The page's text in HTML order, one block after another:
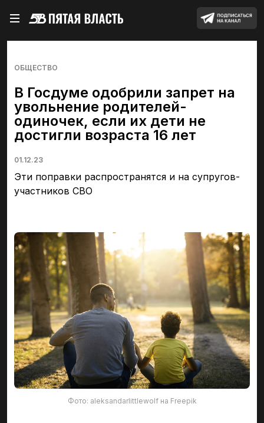
ОБЩЕСТВО
В Госдуме одобрили запрет на
увольнение родителей-
одиночек, если их дети не
достигли возраста 16 лет
01.12.23
Эти поправки распространятся и на супругов-
участников СВО
Фото: aleksandarlittlewolf на Freepik